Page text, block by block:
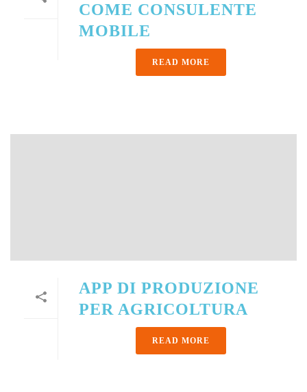
COME CONSULENTE
MOBILE
READ MORE
APP DI PRODUZIONE
PER AGRICOLTURA
READ MORE